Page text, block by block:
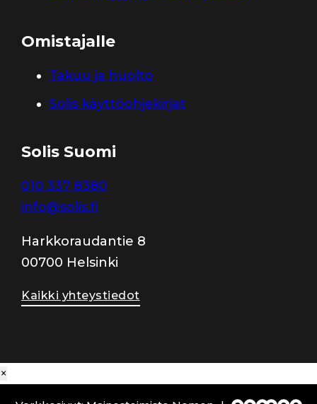
Omistajalle
Takuu ja huolto
Solis käyttöohjekirjat
Solis Suomi
010 337 8380
info@solis.fi
Harkkoraudantie 8
00700 Helsinki
Kaikki yhteystiedot
×